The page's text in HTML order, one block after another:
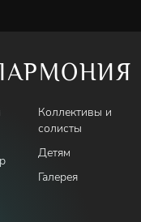
Коллективы и
солисты
Детям
Галерея